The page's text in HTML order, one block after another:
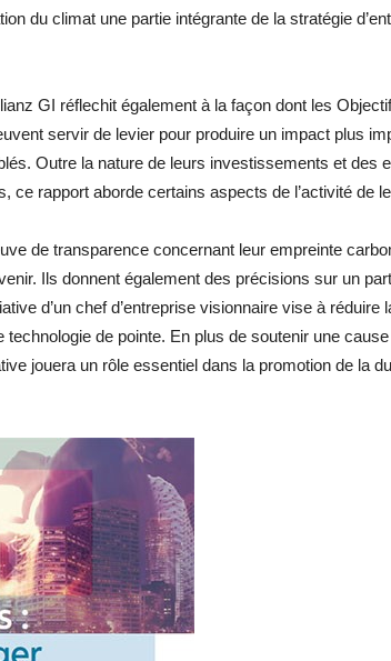
du climat une partie intégrante de la stratégie
GI réflechit également à la façon dont les
servir de levier pour produire un impact plus
Outre la nature de leurs investissements et des
ce rapport aborde certains aspects de l’activité de
de transparence concernant leur empreinte
Ils donnent également des précisions sur un
d’un chef d’entreprise visionnaire vise à réduire
technologie de pointe. En plus de soutenir une
jouera un rôle essentiel dans la promotion de la